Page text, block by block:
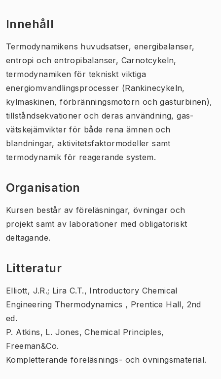
Innehåll
Termodynamikens huvudsatser, energibalanser,
entropi och entropibalanser, Carnotcykeln,
termodynamiken för tekniskt viktiga
energiomvandlingsprocesser (Rankinecykeln,
kylmaskinen, förbränningsmotorn och gasturbinen),
tillståndsekvationer och deras användning, gas-
vätskejämvikter för både rena ämnen och
blandningar, aktivitetsfaktormodeller samt
termodynamik för reagerande system.
Organisation
Kursen består av föreläsningar, övningar och
projekt samt av laborationer med obligatoriskt
deltagande.
Litteratur
Elliott, J.R.; Lira C.T., Introductory Chemical
Engineering Thermodynamics , Prentice Hall, 2nd
ed.
P. Atkins, L. Jones, Chemical Principles,
Freeman&Co.
Kompletterande föreläsnings- och övningsmaterial.